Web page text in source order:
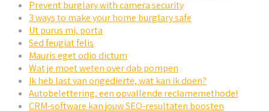
Prevent burglary with camera security
3 ways to make your home burglary safe
Ut purus mi, porta
Sed feugiat felis
Mauris eget odio dictum
Wat je moet weten over dab pompen
Ik heb last van ongedierte, wat kan ik doen?
Autobelettering, een opvallende reclamemethode!
CRM-software kan jouw SEO-resultaten boosten